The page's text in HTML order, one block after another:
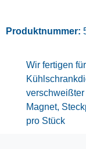
Produktnummer:
Wir fertigen
Magnet,
pro Stück